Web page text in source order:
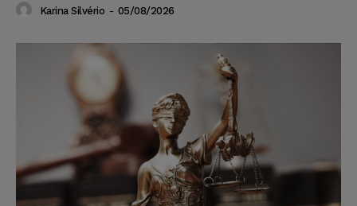
Karina Silvério - 05/08/2026